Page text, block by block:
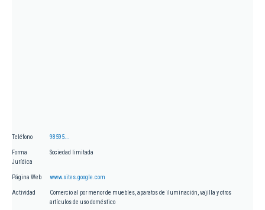
Teléfono 98595...
Forma
Jurídica
Sociedad limitada
Página Web www.sites.google.com
Actividad
Comercio al por menor de muebles, aparatos de iluminación, vajilla y otros
artículos de uso doméstico